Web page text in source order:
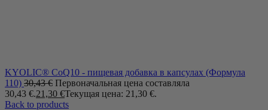
KYOLIC® CoQ10 - пищевая добавка в капсулах (Формула
110) 30,43€ Первоначальная цена составляла
30,43 €.21,30 €Текущая цена: 21,30 €.
Back to products